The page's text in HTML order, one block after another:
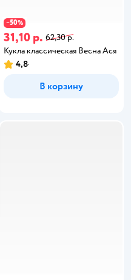
−50%
31,10 р. 62,30 р.
Кукла классическая Весна Ася
4,8
В корзину